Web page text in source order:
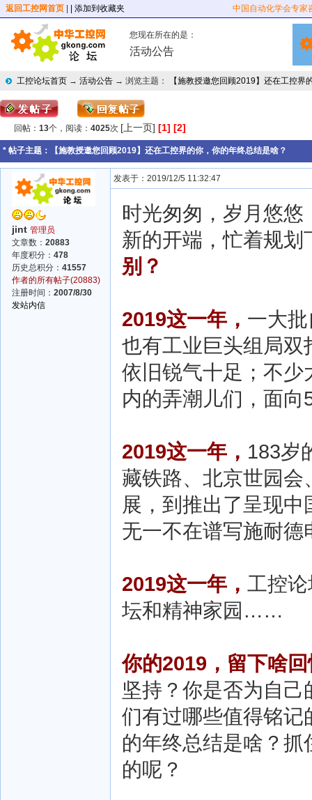
返回工控网首页 | 添加到收藏夹 中国自动化学会专家
您现在所在的是：
活动公告
工控论坛首页 → 活动公告 → 浏览主题： 【施教授邀您回顾2019】还在工控界
回帖： 13个，阅读： 4025次 [上一页] [1] [2]
* 帖子主题： 【施教授邀您回顾2019】还在工控界的你，你的年终总结是啥？
jint 管理员
文章数： 20883
年度积分： 478
历史总积分： 41557
作者的所有帖子(20883)
注册时间： 2007/8/30
发站内信
发表于：2019/12/5 11:32:47
时光匆匆，岁月悠悠
新的开端，忙着规划
别？
2019这一年， 一大
也有工业巨头组局
依旧锐气十足；不
内的弄潮儿们，面
2019这一年， 183岁
藏铁路、北京世园
展，到推出了呈现
无一不在谱写施耐
2019这一年， 工控
坛和精神家园……
你的2019，留下啥
坚持？你是否为自
们有过哪些值得铭
的年终总结是啥？
的呢？